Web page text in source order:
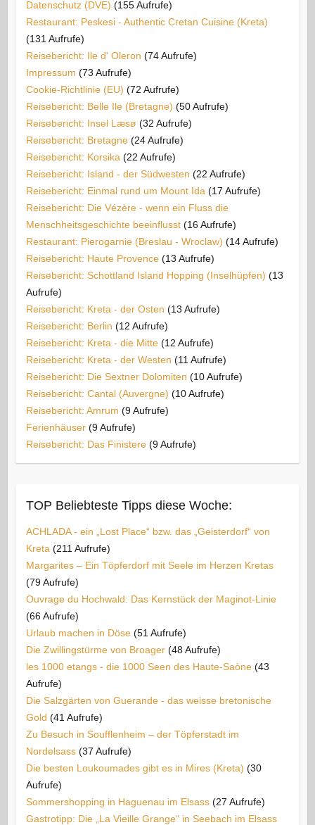
Datenschutz (DVE) (155 Aufrufe)
Restaurant: Peskesi - Authentic Cretan Cuisine (Kreta)
(131 Aufrufe)
Reisebericht: Ile d' Oleron (74 Aufrufe)
Impressum (73 Aufrufe)
Cookie-Richtlinie (EU) (72 Aufrufe)
Reisebericht: Belle Ile (Bretagne) (50 Aufrufe)
Reisebericht: Insel Læsø (32 Aufrufe)
Reisebericht: Bretagne (24 Aufrufe)
Reisebericht: Korsika (22 Aufrufe)
Reisebericht: Island - der Südwesten (22 Aufrufe)
Reisebericht: Einmal rund um Mount Ida (17 Aufrufe)
Reisebericht: Die Vézère - wenn ein Fluss die
Menschheitsgeschichte beeinflusst (16 Aufrufe)
Restaurant: Pierogarnie (Breslau - Wroclaw) (14 Aufrufe)
Reisebericht: Haute Provence (13 Aufrufe)
Reisebericht: Schottland Island Hopping (Inselhüpfen) (13
Aufrufe)
Reisebericht: Kreta - der Osten (13 Aufrufe)
Reisebericht: Berlin (12 Aufrufe)
Reisebericht: Kreta - die Mitte (12 Aufrufe)
Reisebericht: Kreta - der Westen (11 Aufrufe)
Reisebericht: Die Sextner Dolomiten (10 Aufrufe)
Reisebericht: Cantal (Auvergne) (10 Aufrufe)
Reisebericht: Amrum (9 Aufrufe)
Ferienhäuser (9 Aufrufe)
Reisebericht: Das Finistere (9 Aufrufe)
TOP Beliebteste Tipps diese Woche:
ACHLADA - ein „Lost Place“ bzw. das „Geisterdorf“ von
Kreta (211 Aufrufe)
Margarites – Ein Töpferdorf mit Seele im Herzen Kretas
(79 Aufrufe)
Ouvrage du Hochwald: Das Kernstück der Maginot-Linie
(66 Aufrufe)
Urlaub machen in Döse (51 Aufrufe)
Die Zwillingstürme von Broager (48 Aufrufe)
les 1000 etangs - die 1000 Seen des Haute-Saòne (43
Aufrufe)
Die Salzgärten von Guerande - das weisse bretonische
Gold (41 Aufrufe)
Zu Besuch in Soufflenheim – der Töpferstadt im
Nordelsass (37 Aufrufe)
Die besten Loukoumades gibt es in Mires (Kreta) (30
Aufrufe)
Sommershopping in Haguenau im Elsass (27 Aufrufe)
Gastrotipp: Die „La Vieille Grange“ in Seebach im Elsass